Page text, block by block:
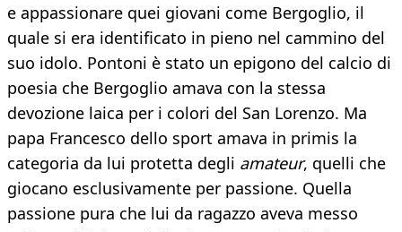
e appassionare quei giovani come Bergoglio, il
quale si era identificato in pieno nel cammino del
suo idolo. Pontoni è stato un epigono del calcio di
poesia che Bergoglio amava con la stessa
devozione laica per i colori del San Lorenzo. Ma
papa Francesco dello sport amava in primis la
categoria da lui protetta degli amateur, quelli che
giocano esclusivamente per passione. Quella
passione pura che lui da ragazzo aveva messo